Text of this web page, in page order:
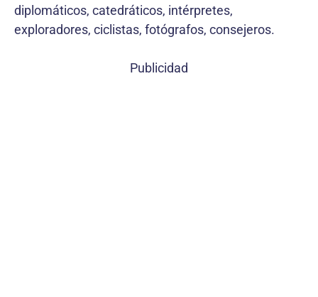
diplomáticos, catedráticos, intérpretes,
exploradores, ciclistas, fotógrafos, consejeros.
Publicidad